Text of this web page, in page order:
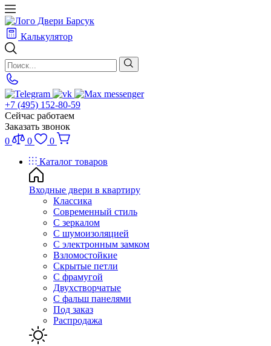
Калькулятор
+7 (495) 152-80-59
Сейчас работаем
Заказать звонок
0
0
0
Каталог товаров
Входные двери в квартиру
Классика
Современный стиль
С зеркалом
С шумоизоляцией
С электронным замком
Взломостойкие
Скрытые петли
С фрамугой
Двухстворчатые
С фальш панелями
Под заказ
Распродажа